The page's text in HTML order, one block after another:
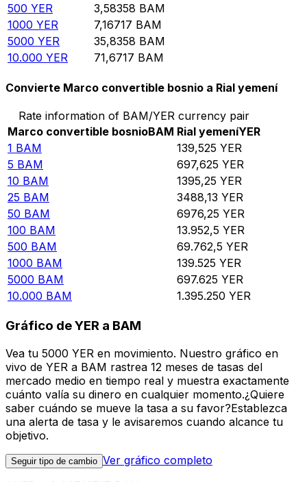
500 YER 3,58358 BAM
1000 YER 7,16717 BAM
5000 YER 35,8358 BAM
10.000 YER 71,6717 BAM
Convierte Marco convertible bosnio a Rial yemení
Rate information of BAM/YER currency pair
Marco convertible bosnioBAM Rial yemeníYER
1 BAM 139,525 YER
5 BAM 697,625 YER
10 BAM 1395,25 YER
25 BAM 3488,13 YER
50 BAM 6976,25 YER
100 BAM 13.952,5 YER
500 BAM 69.762,5 YER
1000 BAM 139.525 YER
5000 BAM 697.625 YER
10.000 BAM 1.395.250 YER
Gráfico de YER a BAM
Vea tu 5000 YER en movimiento. Nuestro gráfico en
vivo de YER a BAM rastrea 12 meses de tasas del
mercado medio en tiempo real y muestra exactamente
cuánto valía su dinero en cualquier momento.¿Quiere
saber cuándo se mueve la tasa a su favor?Establezca
una alerta de tasa y le avisaremos cuando alcance tu
objetivo.
Seguir tipo de cambio Ver gráfico completo